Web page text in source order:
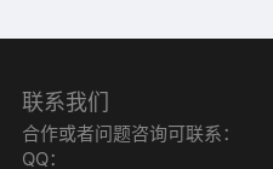
联系我们
合作或者问题咨询可联系：
QQ：